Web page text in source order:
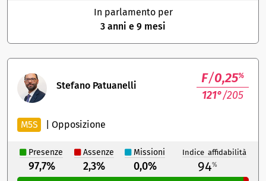
In parlamento per
3 anni e 9 mesi
Stefano Patuanelli F/0,25%
121°/205
M5S |Opposizione
Presenze Assenze Missioni Indice affidabilità
97,7% 2,3% 0,0% 94%